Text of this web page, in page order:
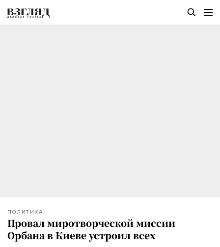
ПОЛИТИКА
Провал миротворческой миссии
Орбана в Киеве устроил всех